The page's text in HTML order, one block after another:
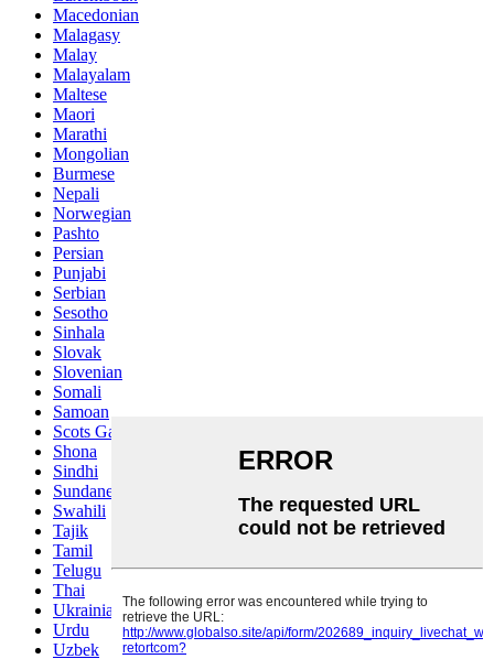
Macedonian
Malagasy
Malay
Malayalam
Maltese
Maori
Marathi
Mongolian
Burmese
Nepali
Norwegian
Pashto
Persian
Punjabi
Serbian
Sesotho
Sinhala
Slovak
Slovenian
Somali
Samoan
Scots Gaelic
Shona
Sindhi
Sundanese
Swahili
Tajik
Tamil
Telugu
Thai
Ukrainian
Urdu
Uzbek